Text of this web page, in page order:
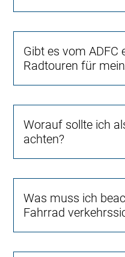
Gibt es vom ADFC
Radtouren für
Worauf sollte ich
achten?
Was muss ich
Fahrrad